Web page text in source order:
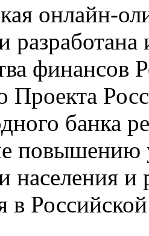
онлайн-
разработана
финансов
Проекта
банка
повышению
населения
в